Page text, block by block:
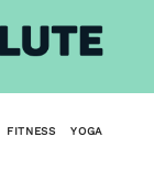
FITNESS YOGA